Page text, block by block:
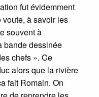
fut évidemment
à savoir les
souvent à
bande dessinée
chefs ». Ce
alors que la rivière
fait Romain. On